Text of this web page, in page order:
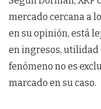
mercado cercana a
en su opinión, está
en ingresos, utilidad
fenómeno no es
marcado en su caso.